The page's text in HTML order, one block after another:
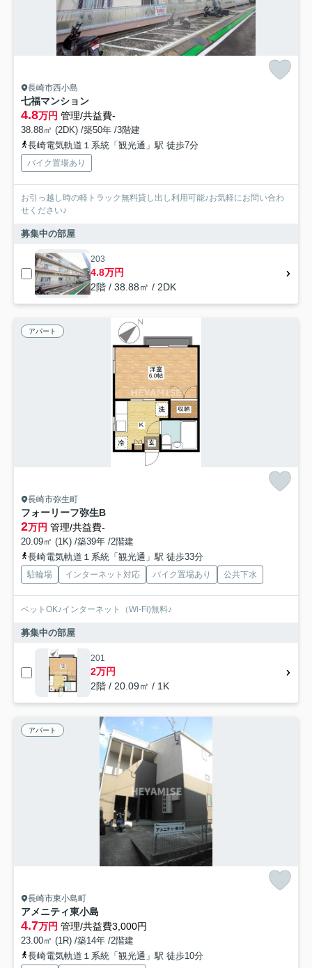
長崎市西小島
七福マンション
4.8万円 管理/共益費-
38.88㎡ (2DK) /築50年 /3階建
長崎電気軌道１系統「観光通」駅 徒歩7分
バイク置場あり
お引っ越し時の軽トラック無料貸し出し利用可能♪お気軽にお問い合わ
せください♪
募集中の部屋
203
4.8万円
2階 / 38.88㎡ / 2DK
アパート
長崎市弥生町
フォーリーフ弥生B
2万円 管理/共益費-
20.09㎡ (1K) /築39年 /2階建
長崎電気軌道１系統「観光通」駅 徒歩33分
駐輪場 インターネット対応 バイク置場あり 公共下水
ペットOK♪インターネット（Wi-Fi)無料♪
募集中の部屋
201
2万円
2階 / 20.09㎡ / 1K
アパート
長崎市東小島町
アメニティ東小島
4.7万円 管理/共益費3,000円
23.00㎡ (1R) /築14年 /2階建
長崎電気軌道１系統「観光通」駅 徒歩10分